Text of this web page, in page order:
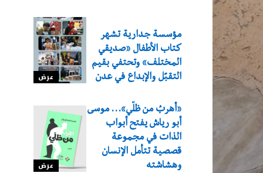
عرض
مؤسسة جدارية تشهر
كتاب الأطفال «صديقي
المختلف» وتحتفي بقيم
التقبّل والإبداع في عدن
عرض
«أهربُ من ظلّي»… موسى
أبو رياش يفتح أبواب
الذات في مجموعة
قصصية تتأمل الإنسان
وهشاشته